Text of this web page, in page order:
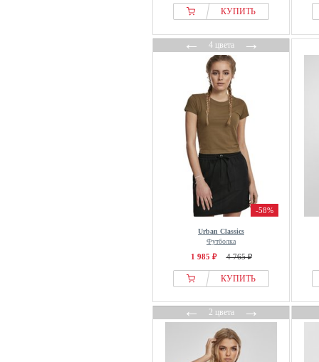
КУПИТЬ
←4 цвета→
-58%
Urban Classics
Футболка
1 985 ₽ 4 765 ₽
КУПИТЬ
←2 цвета→